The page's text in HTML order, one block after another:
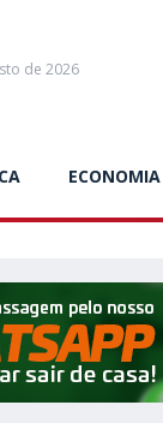
de 2026
ECONOMIA